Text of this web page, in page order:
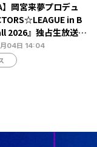
】岡宮来夢プロデュ
in B
2026』独占生放送決
、糸川耀士郎、長妻
演
04日 14:04